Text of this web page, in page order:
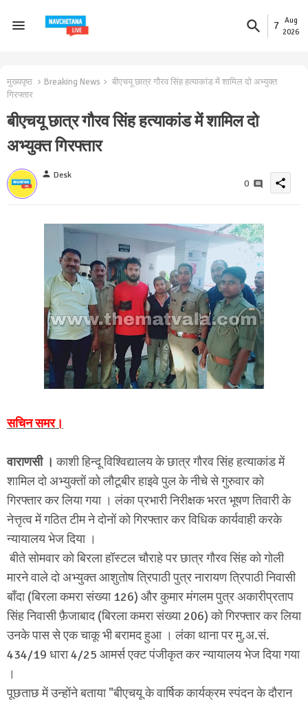
7
Aug
2026
मुख्यपृष्ठ Breaking News
बीएचयू छात्र गौरव सिंह हत्याकांड में शामिल दो अभ्युक्त
गिरफ्तार
बीएचयू छात्र गौरव सिंह हत्याकांड में शामिल दो
अभ्युक्त गिरफ्तार
person Desk
0 share
सचिन समर।
वाराणसी । काशी हिन्दू विश्विद्यालय के छात्र गौरव सिंह हत्याकांड में
शामिल दो अभ्युक्तों को लौटूबीर हाइवे पुल के नीचे से गुरुवार को
गिरफ्तार कर लिया गया । लंका प्रभारी निरीक्षक भरत भूषण तिवारी के
नेत्तृत्व में गठित टीम ने दोनों को गिरफ्तार कर विधिक कार्यवाही करके
न्यायालय भेज दिया ।
बीते सोमवार को बिरला हॉस्टल चौराहे पर छात्र गौरव सिंह को गोली
मारने वाले दो अभ्युक्त आशुतोष त्रिपाठी पुत्र नारायण त्रिपाठी निवासी
बाँदा (बिरला कमरा संख्या 126) और कुमार मंगलम पुत्र अकारीप्रताप
सिंह निवासी फ़ैजाबाद (बिरला कमरा संख्या 206) को गिरफ्तार कर लिया
उनके पास से एक चाकू भी बरामद हुआ । लंका थाना पर मु.अ.सं.
434/19 धारा 4/25 आमर्स एक्ट पंजीकृत कर न्यायालय भेज दिया गया
।
पूछताछ में उन्होंने बताया "बीएचयू के वार्षिक कार्यक्रम स्पंदन के दौरान